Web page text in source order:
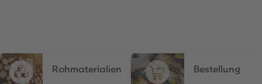
Einbande
Fotosets
Gerahmte Wanddekoration
Art Prints
Veredelung
CEWE myPhotos
Rohmaterialien Bestellung